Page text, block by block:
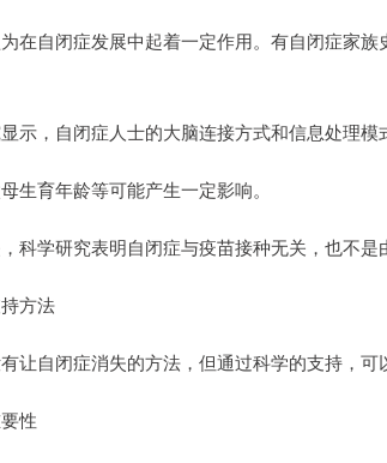
在自闭症发展中起着一定作用。有自闭症家
示，自闭症人士的大脑连接方式和信息处理模
生育年龄等可能产生一定影响。
科学研究表明自闭症与疫苗接种无关，也不是
方法
让自闭症消失的方法，但通过科学的支持，可
性